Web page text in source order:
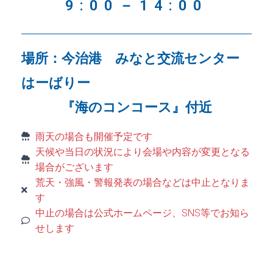
9:00－14:00
場所：今治港 みなと交流センター
はーばりー
『海のコンコース』付近
雨天の場合も開催予定です
天候や当日の状況により会場や内容が変更となる
場合がございます
荒天・強風・警報発表の場合などは中止となりま
す
中止の場合は公式ホームページ、SNS等でお知ら
せします